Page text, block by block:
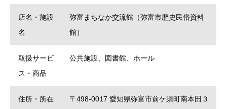
店名・施設
名
弥富まちなか交流館（弥富市歴史民俗資料
館）
取扱サービ
ス・商品
公共施設、図書館、ホール
住所・所在
〒498-0017 愛知県弥富市前ケ須町南本田３